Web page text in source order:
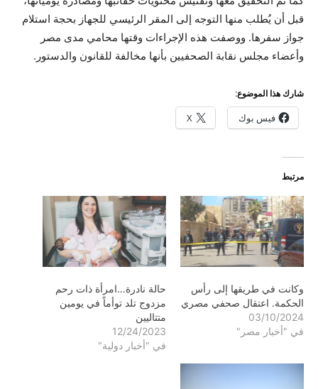
قبل أن يُطلب منها التوجه إلى المقر الرئيسي للجهاز بحجة استلام
جواز سفرها. ووصفت هذه الإجراءات وقتها محامي مدى مصر
وأعضاء مجلس نقابة الصحفيين بأنها مخالفة للقانون والدستور.
شارك هذا الموضوع:
فيس بوك X
مرتبط
وكانت في طريقها إلى رأس
الحكمة. اعتقال صحفي مصري
03/10/2024
في "أخبار مصر"
حالة نادرة…امرأة ذات رحم
مزدوج تلد توأماً في يومين
متتاليين
12/24/2023
في "أخبار دولية"